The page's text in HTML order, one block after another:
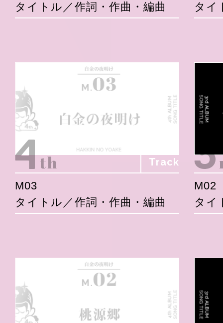
タイトル／作詞・作曲・編曲
タイ
Track
M03
タイトル／作詞・作曲・編曲
M02
タイ